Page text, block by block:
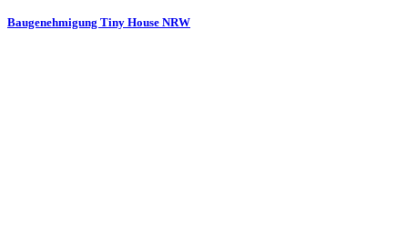
Baugenehmigung Tiny House NRW